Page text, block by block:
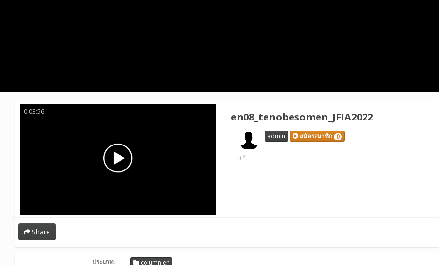
0:03:56 en08_tenobesomen_JFIA2022
admin สมัครสมาชิก 0
3 ปี
Share
ประเภท: column en